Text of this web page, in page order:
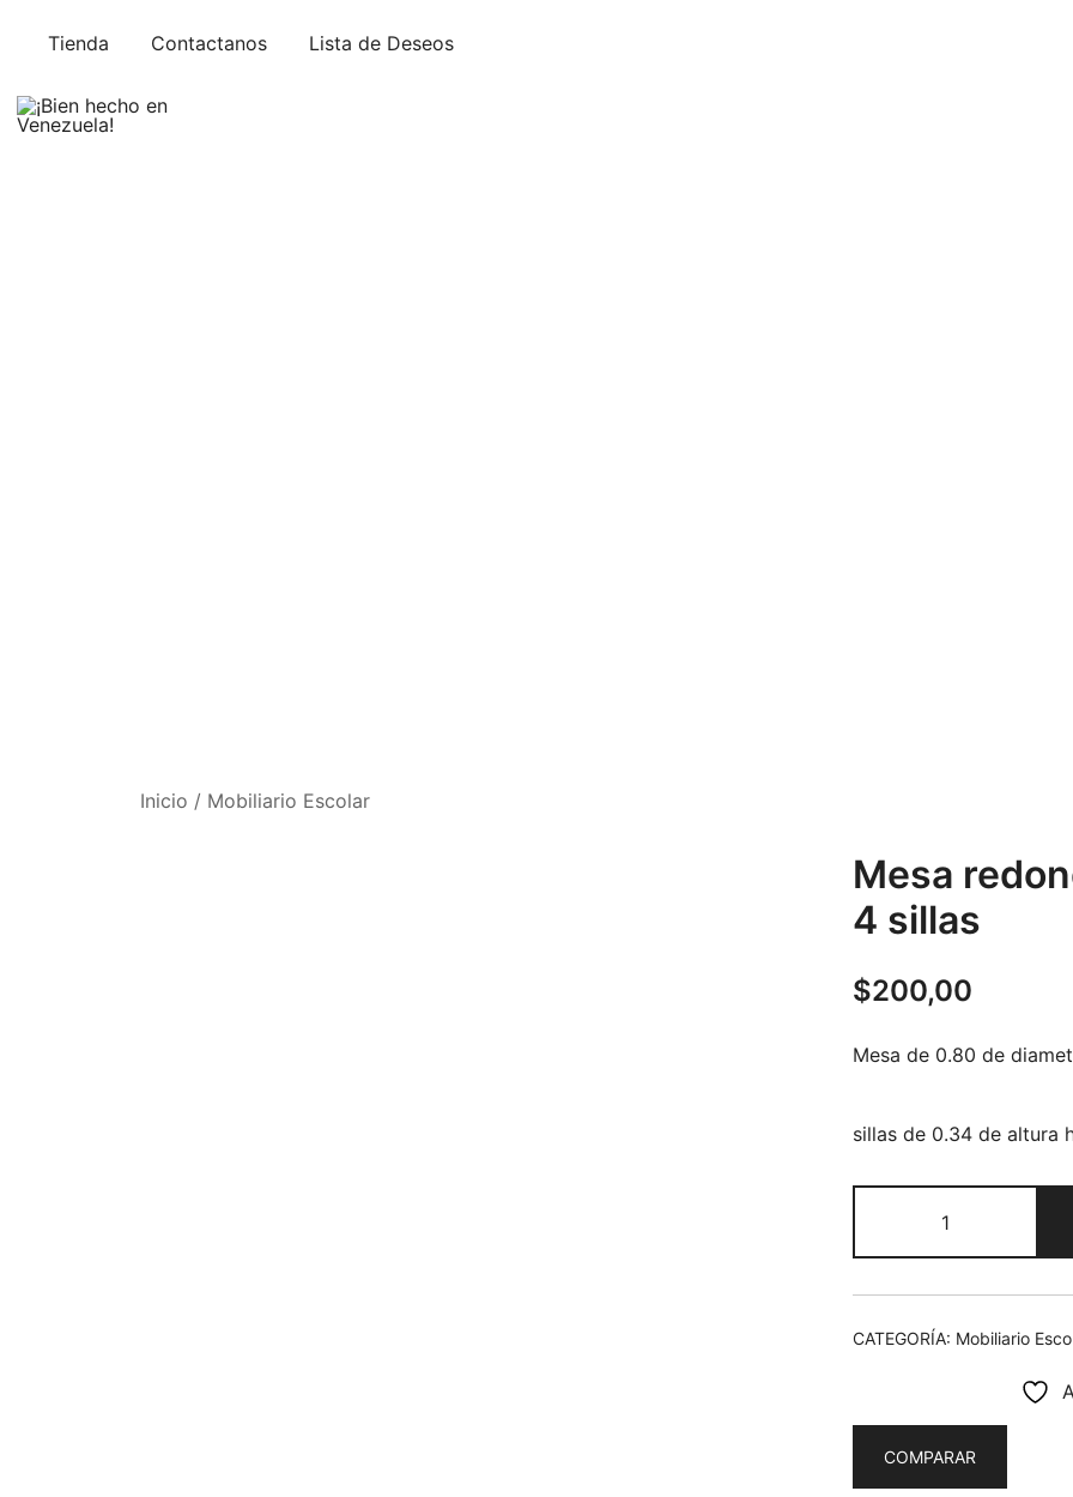
Tienda Contactanos Lista de Deseos
Inicio / Mobiliario Escolar
Mesa
4 sillas
$200,00
Mesa de 0.80 de
sillas de 0.34 de altura
redonda
de
preescolar
con
cantidad
CATEGORÍA: Mobiliario
COMPARAR